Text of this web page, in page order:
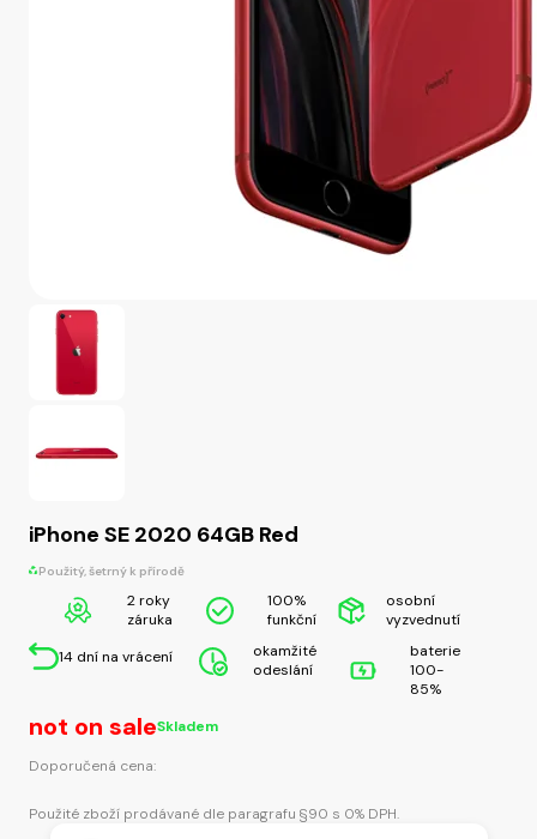
iPhone SE 2020 64GB Red
Použitý, šetrný k přírodě
2 roky
záruka
100%
funkční
osobní
vyzvednutí
14 dní na vrácení
okamžité
odeslání
baterie
100-
85%
not on saleSkladem
Doporučená cena:
Použité zboží prodávané dle paragrafu §90 s 0% DPH.